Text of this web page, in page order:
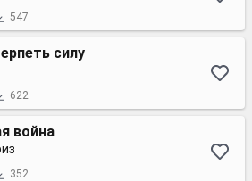
547
силу
622
война
352